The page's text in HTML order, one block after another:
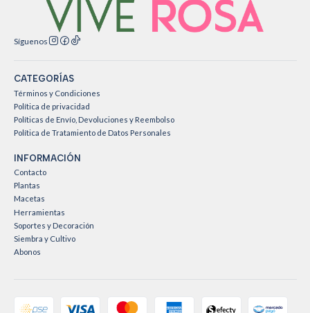
Síguenos
CATEGORÍAS
Términos y Condiciones
Política de privacidad
Políticas de Envío, Devoluciones y Reembolso
Política de Tratamiento de Datos Personales
INFORMACIÓN
Contacto
Plantas
Macetas
Herramientas
Soportes y Decoración
Siembra y Cultivo
Abonos